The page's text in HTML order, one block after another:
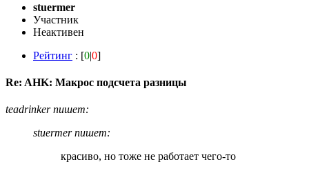
stuermer
Участник
Неактивен
Рейтинг : [0|0]
Re: AHK: Макрос подсчета разницы
teadrinker пишет:
stuermer пишет:
красиво, но тоже не работает чего-то